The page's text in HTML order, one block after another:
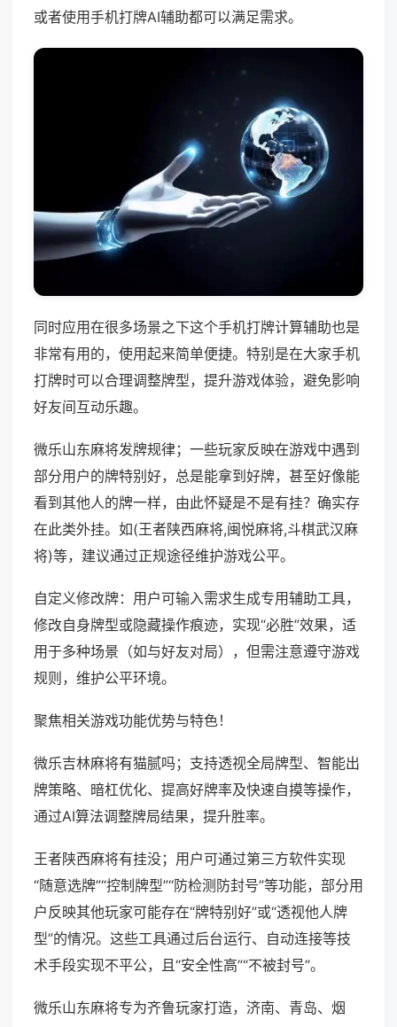
或者使用手机打牌AI辅助都可以满足需求。
同时应用在很多场景之下这个手机打牌计算辅助也是
非常有用的，使用起来简单便捷。特别是在大家手机
打牌时可以合理调整牌型，提升游戏体验，避免影响
好友间互动乐趣。
微乐山东麻将发牌规律；一些玩家反映在游戏中遇到
部分用户的牌特别好，总是能拿到好牌，甚至好像能
看到其他人的牌一样，由此怀疑是不是有挂？确实存
在此类外挂。如(王者陕西麻将,闽悦麻将,斗棋武汉麻
将)等，建议通过正规途径维护游戏公平。
自定义修改牌：用户可输入需求生成专用辅助工具，
修改自身牌型或隐藏操作痕迹，实现“必胜”效果，适
用于多种场景（如与好友对局），但需注意遵守游戏
规则，维护公平环境。
聚焦相关游戏功能优势与特色！
微乐吉林麻将有猫腻吗；支持透视全局牌型、智能出
牌策略、暗杠优化、提高好牌率及快速自摸等操作，
通过AI算法调整牌局结果，提升胜率。
王者陕西麻将有挂没；用户可通过第三方软件实现
“随意选牌”“控制牌型”“防检测防封号”等功能，部分用
户反映其他玩家可能存在“牌特别好”或“透视他人牌
型”的情况。这些工具通过后台运行、自动连接等技
术手段实现不平公，且“安全性高”“不被封号”。
微乐山东麻将专为齐鲁玩家打造，济南、青岛、烟